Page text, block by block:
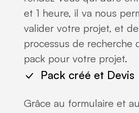
et 1 heure, il va nous
valider votre projet, et
processus de recherche
pack pour votre projet.
Pack créé et Devis
Grâce au formulaire et